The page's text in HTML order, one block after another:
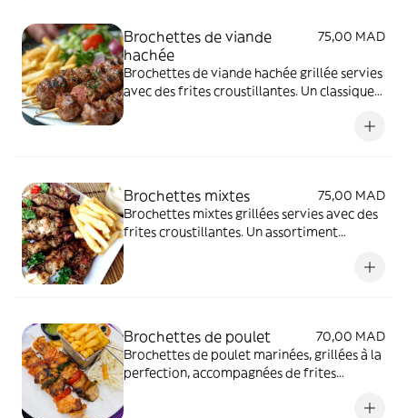
Brochettes de viande
hachée
75,00 MAD
Brochettes de viande hachée grillée servies
avec des frites croustillantes. Un classique
Brochettes mixtes
75,00 MAD
Brochettes mixtes grillées servies avec des
frites croustillantes. Un assortiment
Brochettes de poulet
70,00 MAD
Brochettes de poulet marinées, grillées à la
perfection, accompagnées de frites